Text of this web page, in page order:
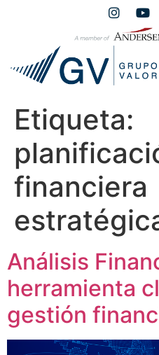
Etiqueta:
financiera
Análisis
herramienta
gestión